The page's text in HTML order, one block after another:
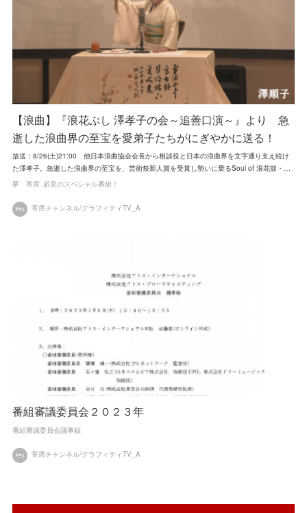
【浪曲】『浪花ぶし 澤孝子の会～追善口演～』より 急
逝した浪曲界の至宝を愛弟子たちがにぎやかに送る！
放送：8/26(土)21:00 他日本浪曲協会会長から相談役と日本の浪曲界を文字通り支え続け
た澤孝子。急逝した浪曲界の至宝を、芸術祭新人賞を受賞し勢いに乗るSoul of 浪花節・…
夢 寄席 必見のスペシャル番組！
寄席チャンネル/グラフィティTV_A
番組審議委員会２０２３年
番組審議委員会議事録
寄席チャンネル/グラフィティTV_A